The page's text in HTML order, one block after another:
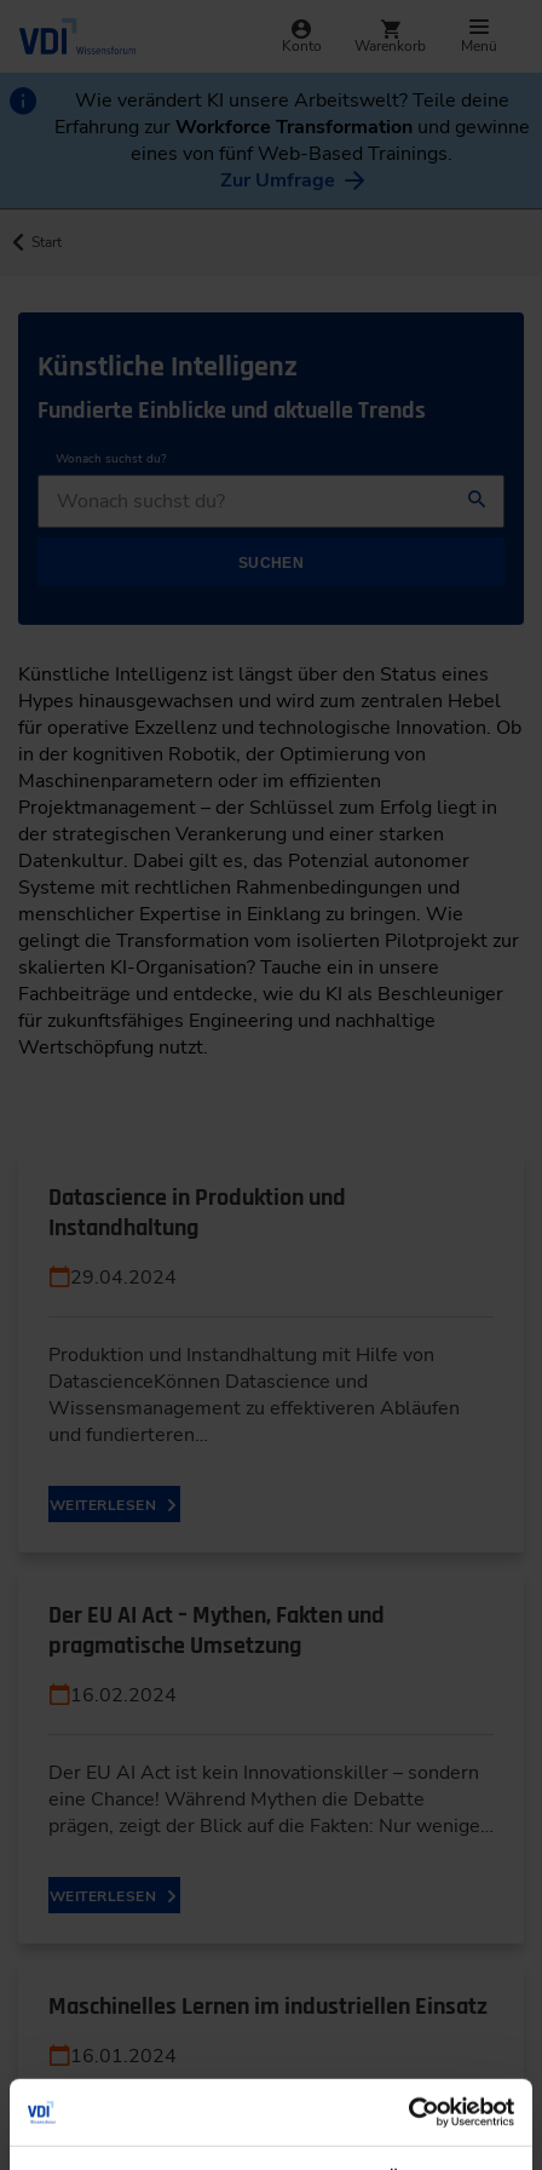
Konto Warenkorb Menü
Wie verändert KI unsere Arbeitswelt? Teile deine
Erfahrung zurWorkforce Transformation und gewinne
eines von fünf Web-Based Trainings.
Zur Umfrage
Start
Künstliche Intelligenz
Fundierte Einblicke und aktuelle Trends
Wonach suchst du?
SUCHEN
Künstliche Intelligenz ist längst über den Status eines
Hypes hinausgewachsen und wird zum zentralen Hebel
für operative Exzellenz und technologische Innovation. Ob
in der kognitiven Robotik, der Optimierung von
Maschinenparametern oder im effizienten
Projektmanagement – der Schlüssel zum Erfolg liegt in
der strategischen Verankerung und einer starken
Datenkultur. Dabei gilt es, das Potenzial autonomer
Systeme mit rechtlichen Rahmenbedingungen und
menschlicher Expertise in Einklang zu bringen. Wie
gelingt die Transformation vom isolierten Pilotprojekt zur
skalierten KI-Organisation? Tauche ein in unsere
Fachbeiträge und entdecke, wie du KI als Beschleuniger
für zukunftsfähiges Engineering und nachhaltige
Wertschöpfung nutzt.
Datascience in Produktion und
Instandhaltung
29.04.2024
Produktion und Instandhaltung mit Hilfe von
DatascienceKönnen Datascience und
Wissensmanagement zu effektiveren Abläufen
und fundierteren…
WEITERLESEN
Der EU AI Act – Mythen, Fakten und
pragmatische Umsetzung
16.02.2024
Der EU AI Act ist kein Innovationskiller – sondern
eine Chance! Während Mythen die Debatte
prägen, zeigt der Blick auf die Fakten: Nur wenige…
WEITERLESEN
Maschinelles Lernen im industriellen Einsatz
16.01.2024
Von Qualitätsprüfung bis Prozessoptimierung: